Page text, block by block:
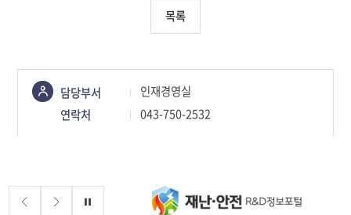
목록
콘텐츠
정보책임자
담당부서
인재경영실
연락처
043-750-2532
배너존